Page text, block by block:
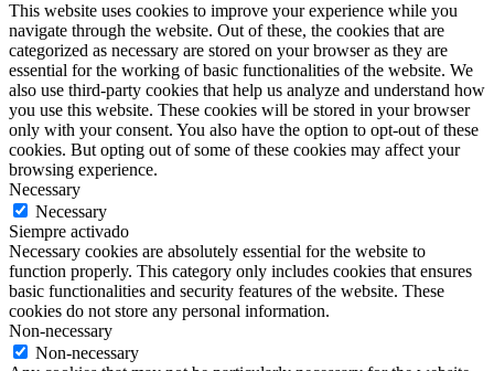
This website uses cookies to improve your experience while you
navigate through the website. Out of these, the cookies that are
categorized as necessary are stored on your browser as they are
essential for the working of basic functionalities of the website. We
also use third-party cookies that help us analyze and understand how
you use this website. These cookies will be stored in your browser
only with your consent. You also have the option to opt-out of these
cookies. But opting out of some of these cookies may affect your
browsing experience.
Necessary
Necessary
Siempre activado
Necessary cookies are absolutely essential for the website to
function properly. This category only includes cookies that ensures
basic functionalities and security features of the website. These
cookies do not store any personal information.
Non-necessary
Non-necessary